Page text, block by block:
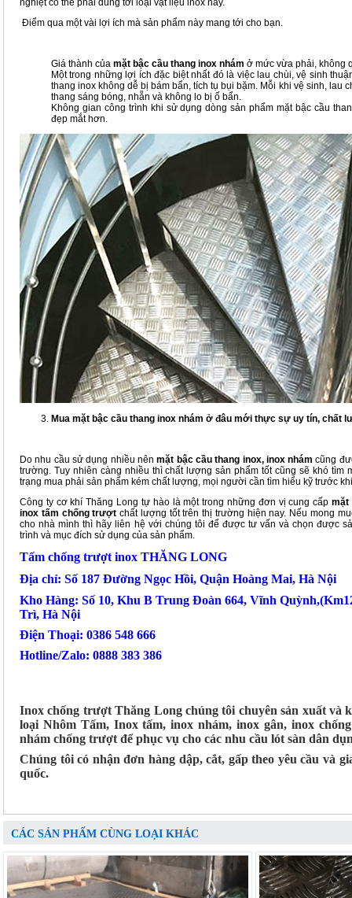
nghiệt có thể phải dung tới loại vật liệu inox này.
Điểm qua một vài lợi ích mà sản phẩm này mang tới cho bạn.
Giá thành của mặt bậc cầu thang inox nhám ở mức vừa phải, không
Một trong những lợi ích đặc biệt nhất đó là việc lau chùi, vệ sinh
thang inox không dễ bị bám bẩn, tích tụ bụi bặm. Mỗi khi vệ sinh, lau
thang sáng bóng, nhẵn và không lo bị ố bẩn.
Không gian công trình khi sử dụng dòng sản phẩm mặt bậc cầu
đẹp mắt hơn.
Mua mặt bậc cầu thang inox nhám ở đâu mới thực sự uy tín, chất
Do nhu cầu sử dụng nhiều nênmặt bậc cầu thang inox, inox nhám cũng
trường. Tuy nhiên càng nhiều thì chất lượng sản phẩm tốt cũng sẽ khó tìm
trạng mua phải sản phẩm kém chất lượng, mọi người cần tìm hiểu kỹ trước
Công ty cơ khí Thăng Long tự hào là một trong những đơn vị cung cấpmặt
inox tấm chống trượt chất lượng tốt trên thị trường hiện nay. Nếu mong
cho nhà mình thì hãy liên hệ với chúng tôi để được tư vấn và chọn được
trình và mục đích sử dụng của sản phẩm.
Tấm chống trượt inox THĂNG LONG
Địa chỉ: Số 187 Đường Ngọc Hồi, Quận Hoàng Mai, Hà Nội
Kho Hàng: Số 10, Khu B Trung Đoàn 664, Vĩnh
Trì, Hà Nội
Điện Thoại: 0386 548 666
Hotline/Zalo: 0888 383 386
Inox chống trượt Thăng Long chúng tôi chuyên sản xuất và
loại Nhôm Tấm, Inox tấm, inox nhám, inox gân, inox
nhám chống trượt để phục vụ cho các nhu cầu lót sàn dân
Chúng tôi có nhận đơn hàng dập, cắt, gấp theo yêu cầu và
quốc.
CÁC SẢN PHẨM CÙNG LOẠI KHÁC